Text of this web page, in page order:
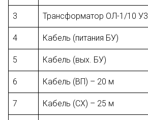
3 Трансформатор ОЛ-1/10 У3
4 Кабель (питания БУ)
5 Кабель (вых. БУ)
6 Кабель (ВП) – 20 м
7 Кабель (СХ) – 25 м